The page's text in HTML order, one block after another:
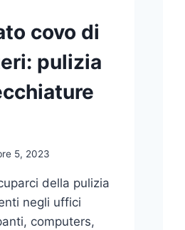
covo di
pulizia
5, 2023
della pulizia
negli uffici
computers,